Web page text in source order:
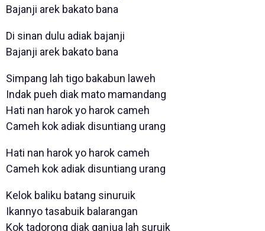
Bajanji arek bakato bana
Di sinan dulu adiak bajanji
Bajanji arek bakato bana
Simpang lah tigo bakabun laweh
Indak pueh diak mato mamandang
Hati nan harok yo harok cameh
Cameh kok adiak disuntiang urang
Hati nan harok yo harok cameh
Cameh kok adiak disuntiang urang
Kelok baliku batang sinuruik
Ikannyo tasabuik balarangan
Kok tadorong diak ganjua lah suruik